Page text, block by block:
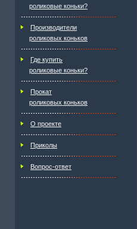
роликовые коньки?
Производители
роликовых коньков
Где купить
роликовые коньки?
Прокат
роликовых коньков
О проекте
Приколы
Вопрос-ответ